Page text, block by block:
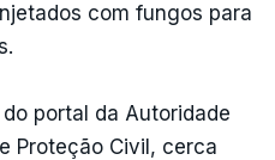
com fungos para
portal da Autoridade
Proteção Civil, cerca